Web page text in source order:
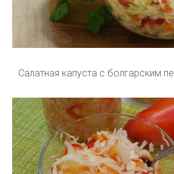
Салатная капуста с болгарским